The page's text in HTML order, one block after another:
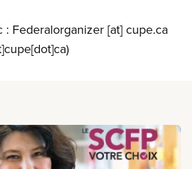
: Federalorganizer [at] cupe.ca